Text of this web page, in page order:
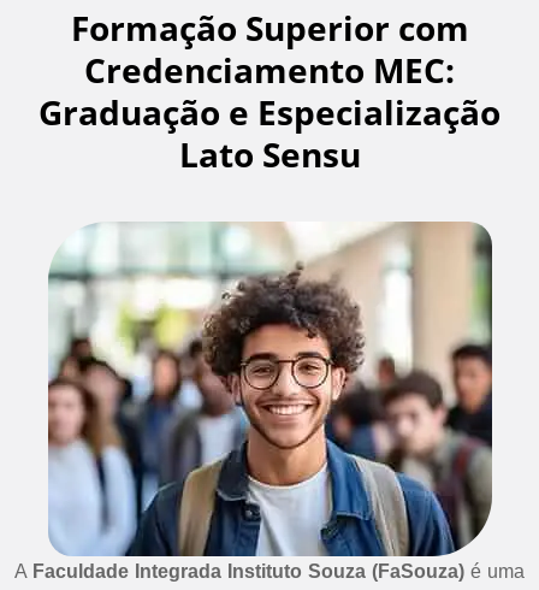
Formação Superior com
Credenciamento MEC:
Graduação e Especialização
Lato Sensu
A Faculdade Integrada Instituto Souza (FaSouza) é uma